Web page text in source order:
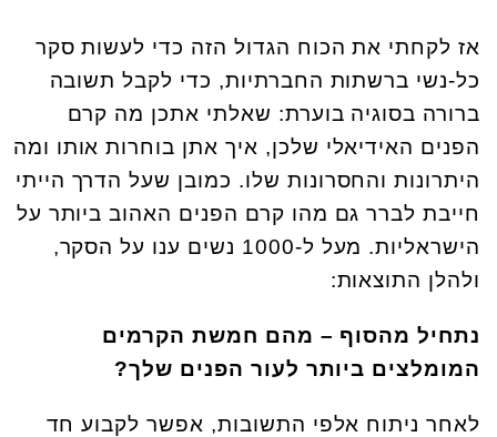
אז לקחתי את הכוח הגדול הזה כדי לעשות סקר
כל-נשי ברשתות החברתיות, כדי לקבל תשובה
ברורה בסוגיה בוערת: שאלתי אתכן מה קרם
הפנים האידיאלי שלכן, איך אתן בוחרות אותו ומה
היתרונות והחסרונות שלו. כמובן שעל הדרך הייתי
חייבת לברר גם מהו קרם הפנים האהוב ביותר על
הישראליות. מעל ל-1000 נשים ענו על הסקר,
ולהלן התוצאות:
נתחיל מהסוף – מהם חמשת הקרמים
המומלצים ביותר לעור הפנים שלך?
לאחר ניתוח אלפי התשובות, אפשר לקבוע חד